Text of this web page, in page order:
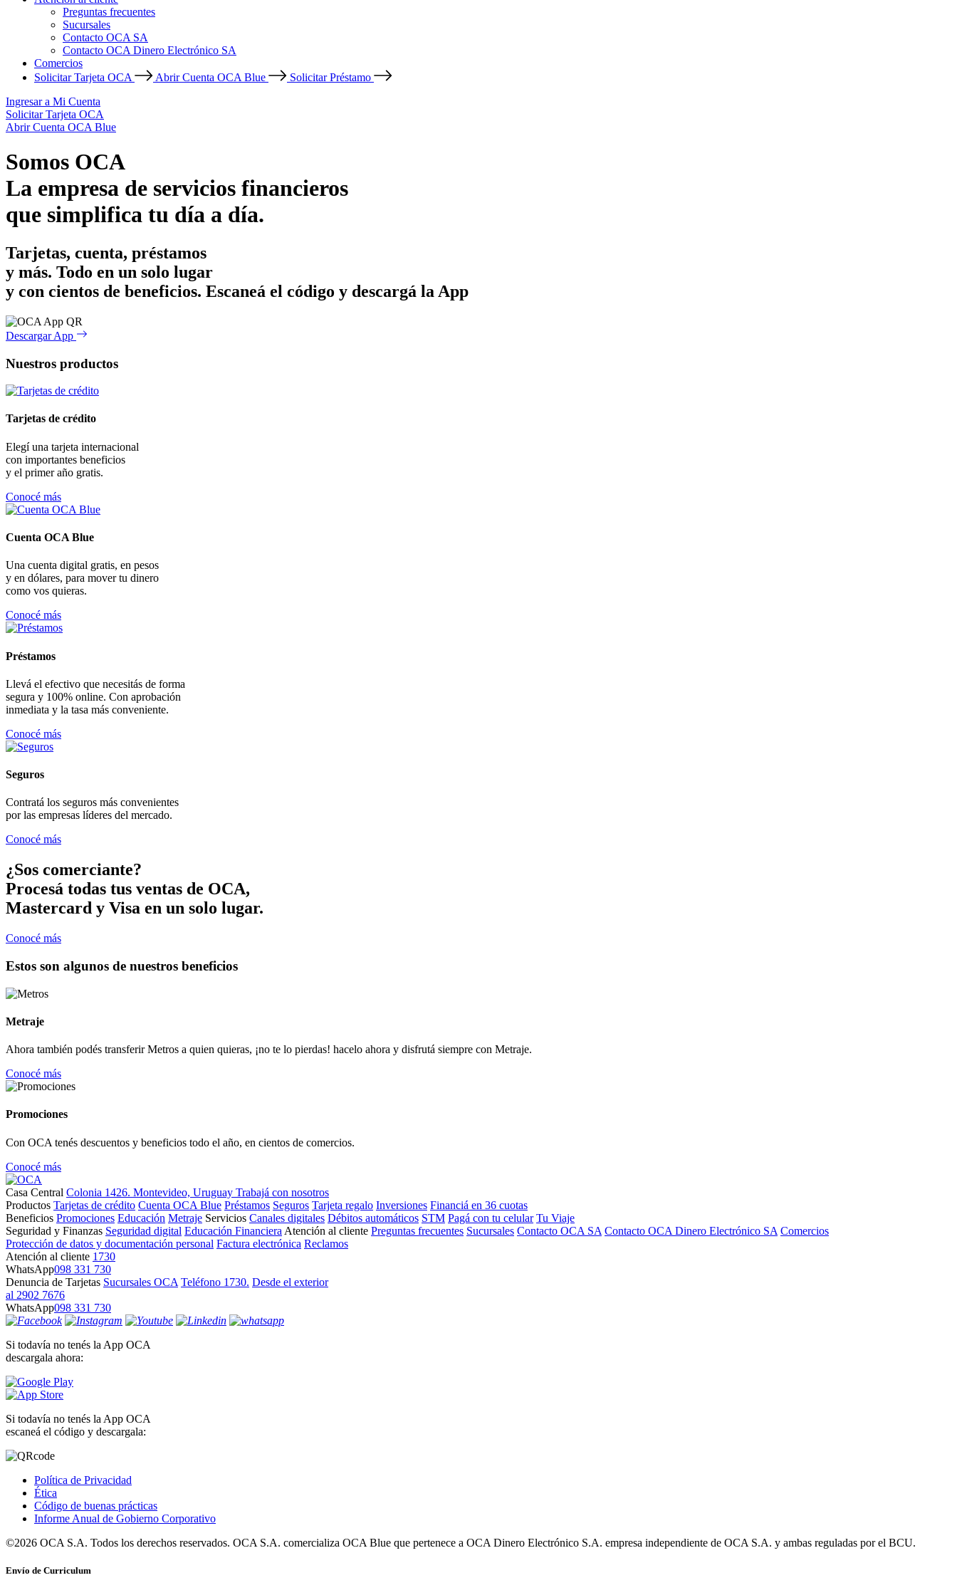
Preguntas frecuentes
Sucursales
Contacto OCA SA
Contacto OCA Dinero Electrónico SA
Comercios
Solicitar Tarjeta OCA
Abrir Cuenta OCA Blue
Solicitar Préstamo
Ingresar a Mi Cuenta
Solicitar Tarjeta OCA
Abrir Cuenta OCA Blue
Somos OCA
La empresa de servicios financieros
que simplifica tu día a día.
Tarjetas, cuenta, préstamos
y más. Todo en un solo lugar
y con cientos de beneficios. Escaneá el código y descargá la App
Descargar App
Nuestros productos
Tarjetas de crédito
Elegí una tarjeta internacional
con importantes beneficios
y el primer año gratis.
Conocé más
Cuenta OCA Blue
Una cuenta digital gratis, en pesos
y en dólares, para mover tu dinero
como vos quieras.
Conocé más
Préstamos
Llevá el efectivo que necesitás de forma
segura y 100% online. Con aprobación
inmediata y la tasa más conveniente.
Conocé más
Seguros
Contratá los seguros más convenientes
por las empresas líderes del mercado.
Conocé más
¿Sos comerciante?
Procesá todas tus ventas de OCA,
Mastercard y Visa en un solo lugar.
Conocé más
Estos son algunos de nuestros beneficios
Metraje
Ahora también podés transferir Metros a quien quieras, ¡no te lo pierdas! hacelo ahora y disfrutá siempre con Metraje.
Conocé más
Promociones
Con OCA tenés descuentos y beneficios todo el año, en cientos de comercios.
Conocé más
Casa Central Colonia 1426. Montevideo, Uruguay Trabajá con nosotros
Productos Tarjetas de crédito Cuenta OCA Blue Préstamos Seguros Tarjeta regalo Inversiones Financiá en 36 cuotas
Beneficios Promociones Educación Metraje Servicios Canales digitales Débitos automáticos STM Pagá con tu celular Tu Viaje
Seguridad y Finanzas Seguridad digital Educación Financiera Atención al cliente Preguntas frecuentes Sucursales Contacto OCA SA Contacto OCA Dinero Electrónico SA Comercios
Protección de datos y documentación personal Factura electrónica Reclamos
Atención al cliente 1730
WhatsApp098 331 730
Denuncia de Tarjetas Sucursales OCA Teléfono 1730. Desde el exterior
al 2902 7676
WhatsApp098 331 730
Si todavía no tenés la App OCA
descargala ahora:
Si todavía no tenés la App OCA
escaneá el código y descargala:
Política de Privacidad
Ética
Código de buenas prácticas
Informe Anual de Gobierno Corporativo
©2026 OCA S.A. Todos los derechos reservados. OCA S.A. comercializa OCA Blue que pertenece a OCA Dinero Electrónico S.A. empresa independiente de OCA S.A. y ambas reguladas por el BCU.
Envío de Curriculum